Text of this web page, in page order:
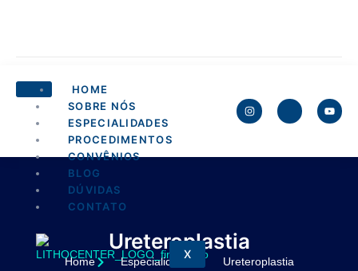
HOME
SOBRE NÓS
ESPECIALIDADES
PROCEDIMENTOS
CONVÊNIOS
BLOG
DÚVIDAS
CONTATO
X
Ureteroplastia
Home Especialidades Ureteroplastia